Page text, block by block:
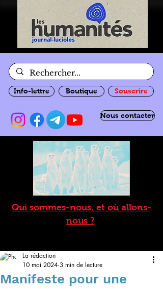
Info-lettre Boutique Souscrire
Nous contacter
Qui sommes-nous, et où allons-
nous ?
Manifeste pour une
La rédaction
10 mai 2024 3 min de lecture